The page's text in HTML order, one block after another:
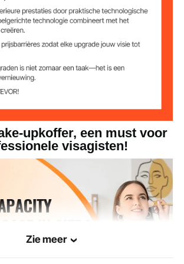
upkoffer, een must voor
visagisten!
Zie meer